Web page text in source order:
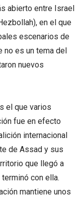
abierto entre Israel
en el que
escenarios de
no es un tema del
nuevos
el que varios
fue en efecto
internacional
de Assad y sus
que llegó a
con ella.
mantiene unos